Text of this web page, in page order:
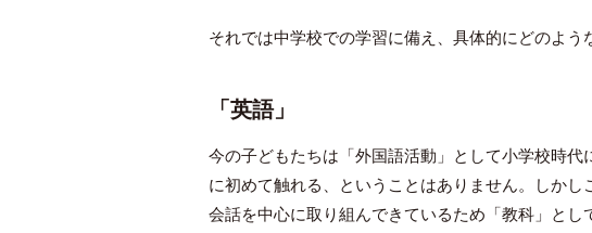
それでは中学校での学習に備え、具体的にどのよう
「英語」
今の子どもたちは「外国語活動」として小学校時
に初めて触れる、ということはありません。しか
会話を中心に取り組んできているため「教科」と